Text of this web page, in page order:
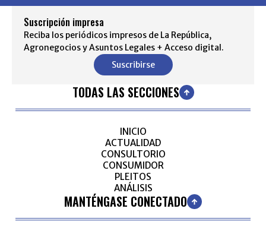
Suscripción impresa
Reciba los periódicos impresos de La República,
Agronegocios y Asuntos Legales + Acceso digital.
Suscribirse
TODAS LAS SECCIONES
INICIO
ACTUALIDAD
CONSULTORIO
CONSUMIDOR
PLEITOS
ANÁLISIS
MANTÉNGASE CONECTADO